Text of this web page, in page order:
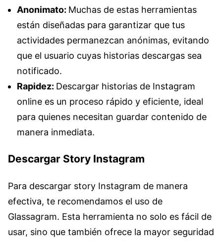
Anonimato: Muchas de estas herramientas
están diseñadas para garantizar que tus
actividades permanezcan anónimas, evitando
que el usuario cuyas historias descargas sea
notificado.
Rapidez: Descargar historias de Instagram
online es un proceso rápido y eficiente, ideal
para quienes necesitan guardar contenido de
manera inmediata.
Descargar Story Instagram
Para descargar story Instagram de manera
efectiva, te recomendamos el uso de
Glassagram. Esta herramienta no solo es fácil de
usar, sino que también ofrece la mayor seguridad